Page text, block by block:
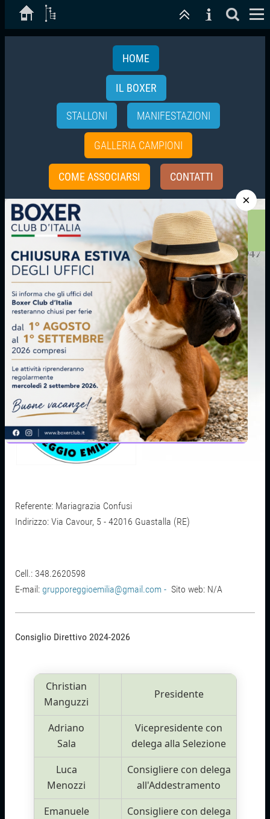
HOME
IL BOXER
STALLONI MANIFESTAZIONI
GALLERIA CAMPIONI
COME ASSOCIARSI CONTATTI
×
Home « Gruppi periferici Emilia Romagna «
GRUPPO REGGIO EMILIA
GRUPPO REGGIO EMILIA
Referente: Mariagrazia Confusi
Indirizzo: Via Cavour, 5 - 42016 Guastalla (RE)
Cell.: 348.2620598
E-mail:grupporeggioemilia@gmail.com - Sito web: N/A
Consiglio Direttivo 2024-2026
Christian
Manguzzi
Presidente
Adriano
Sala
Vicepresidente con
delega alla Selezione
Luca
Menozzi
Consigliere con delega
all'Addestramento
Emanuele
Consigliere con delega